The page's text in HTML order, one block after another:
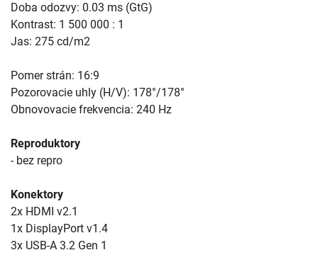
Doba odozvy: 0.03 ms (GtG)
Kontrast: 1 500 000 : 1
Jas: 275 cd/m2
Pomer strán: 16:9
Pozorovacie uhly (H/V): 178°/178°
Obnovovacie frekvencia: 240 Hz
Reproduktory
- bez repro
Konektory
2x HDMI v2.1
1x DisplayPort v1.4
3x USB-A 3.2 Gen 1